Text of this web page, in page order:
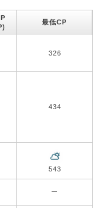
最低CP
326
434
543
ー